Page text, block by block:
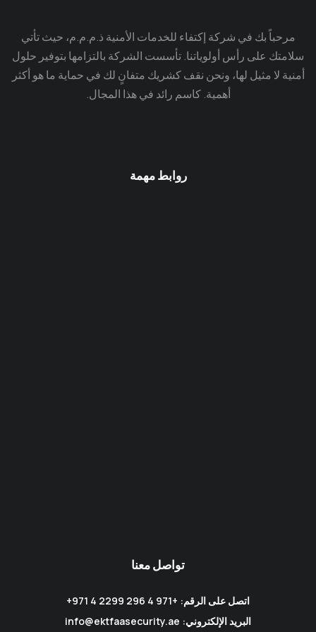
مرحباً بك في شركة إكتفاء للخدمات الأمنية ذ.م.م.م، حيث تأتي
سلامتك على رأس أولوياتنا. تأسست الشركة بالتزامها بتوفير حلول
أمنية لا مثيل لها، ونحن نقف كشريك متفانٍ لك في حماية ما هو أكثر
أهمية. كاسم رائد في هذا المجال.
روابط مهمة
تواصل معنا
اتصل على الرقم: +971 4 296 2299 4 971+
البريد الإلكتروني: info@ektfaasecurity.ae